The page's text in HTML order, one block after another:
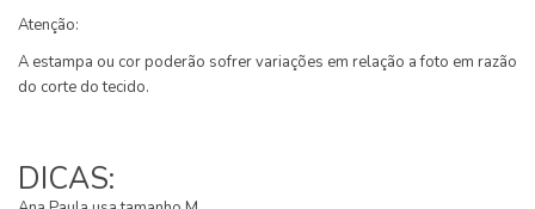
Atenção:
A estampa ou cor poderão sofrer variações em relação a foto em razão
do corte do tecido.
DICAS: